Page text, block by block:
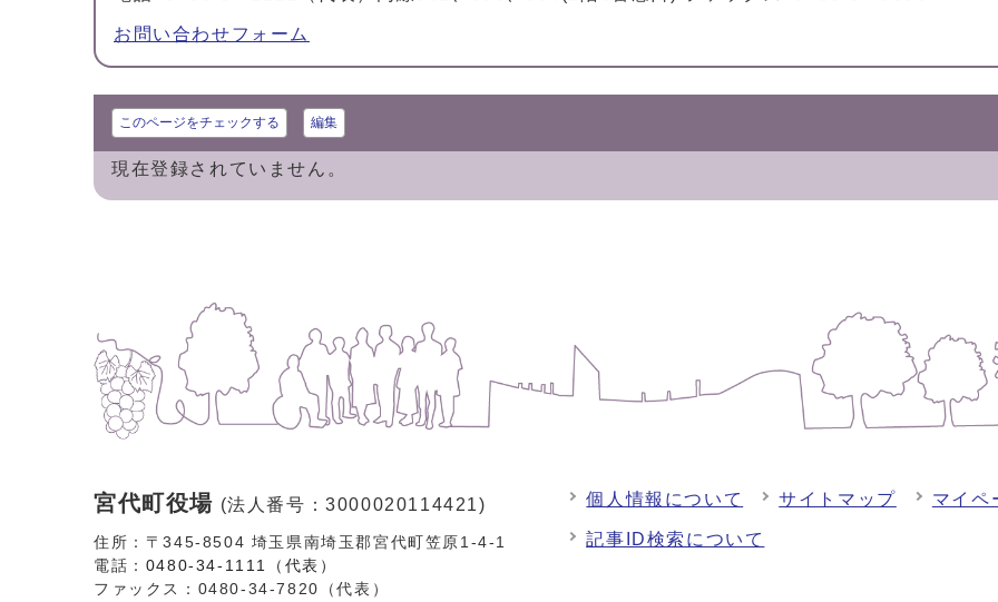
お問い合わせフォーム
このページをチェックする 編集
現在登録されていません。
宮代町役場 (法人番号：3000020114421)
住所：〒345-8504 埼玉県南埼玉郡宮代町笠原1-4-1
電話： 0480-34-1111（代表）
ファックス：0480-34-7820（代表）
個人情報について サイトマップ マイペ
記事ID検索について